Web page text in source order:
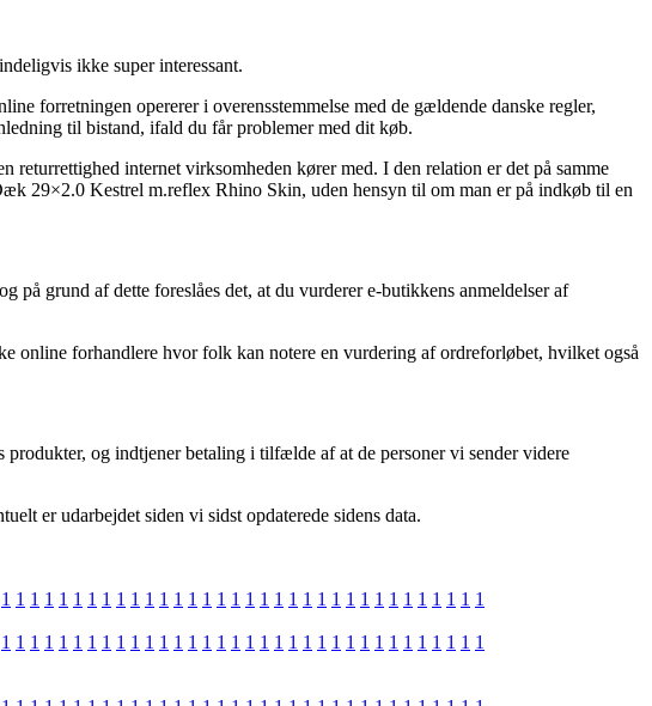
ikke super interessant.
forretningen opererer i overensstemmelse med de gældende danske regler,
til bistand, ifald du får problemer med dit køb.
returrettighed internet virksomheden kører med. I den relation er det på samme
29×2.0 Kestrel m.reflex Rhino Skin, uden hensyn til om man er på indkøb til en
grund af dette foreslåes det, at du vurderer e-butikkens anmeldelser af
online forhandlere hvor folk kan notere en vurdering af ordreforløbet, hvilket også
produkter, og indtjener betaling i tilfælde af at de personer vi sender videre
er udarbejdet siden vi sidst opdaterede sidens data.
1 1 1 1 1 1 1 1 1 1 1 1 1 1 1 1 1 1 1 1 1 1 1 1 1 1 1 1 1 1 1 1 1 1
1 1 1 1 1 1 1 1 1 1 1 1 1 1 1 1 1 1 1 1 1 1 1 1 1 1 1 1 1 1 1 1 1 1